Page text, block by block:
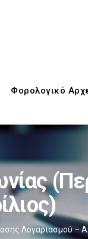
Φορολογικό
Λογαριασμού –